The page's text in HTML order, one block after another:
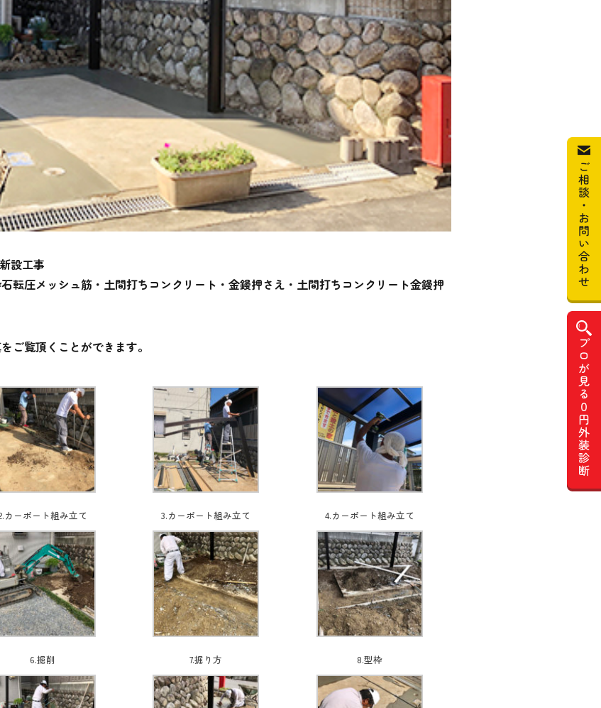
設工事
転圧メッシュ筋・土間打ちコンクリート・金鏝押さえ・土間打ちコンクリート金鏝押
ご覧頂くことができます。
カーポート組み立て 3.カーポート組み立て 4.カーポート組み立て
6.掘削 7.掘り方 8.型枠